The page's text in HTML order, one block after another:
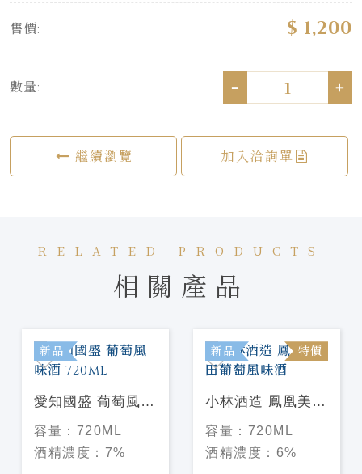
售價: $ 1,200
數量: - +
繼續瀏覽 加入洽詢單
RELATED PRODUCTS
相關產品
新品
愛知國盛 葡萄風味
酒 720ml
容量： 720ML
酒精濃度： 7%
新品 特價
小林酒造 鳳凰美田
葡萄風味酒
容量： 720ML
酒精濃度： 6%